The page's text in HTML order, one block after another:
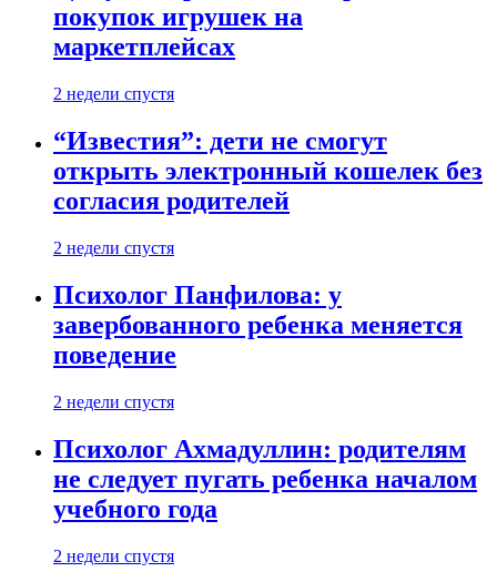
покупок игрушек на
маркетплейсах
2 недели спустя
“Известия”: дети не смогут
открыть электронный кошелек без
согласия родителей
2 недели спустя
Психолог Панфилова: у
завербованного ребенка меняется
поведение
2 недели спустя
Психолог Ахмадуллин: родителям
не следует пугать ребенка началом
учебного года
2 недели спустя